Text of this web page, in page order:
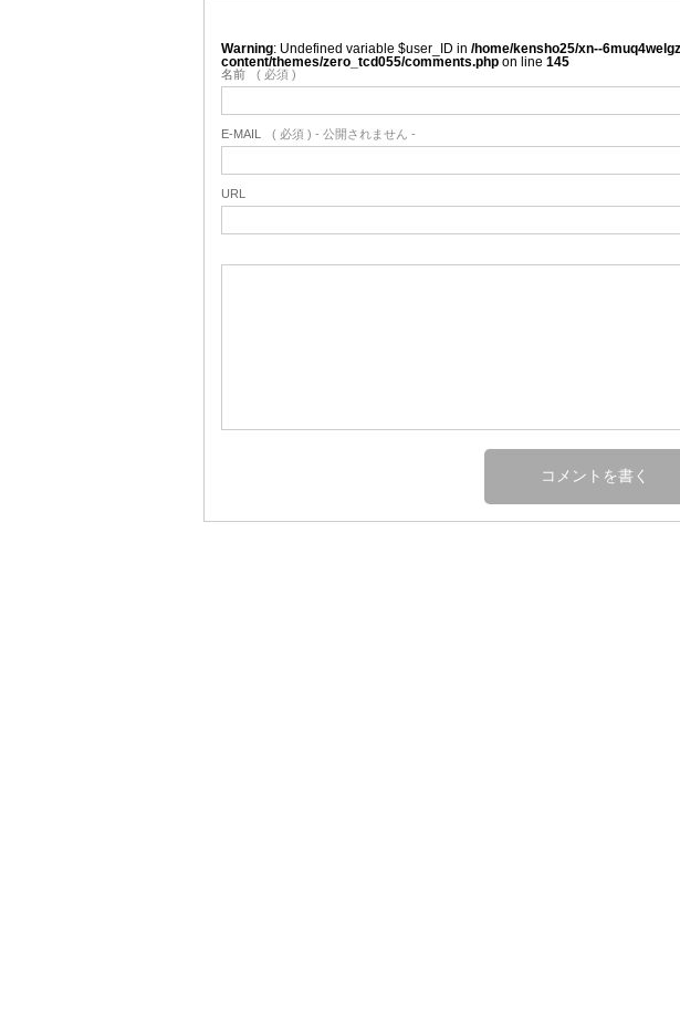
Warning : Undefined variable $user_ID in /home/kensho25/xn--
content/themes/zero_tcd055/comments.php on line 145
名前 ( 必須 )
E-MAIL ( 必須 ) - 公開されません -
URL